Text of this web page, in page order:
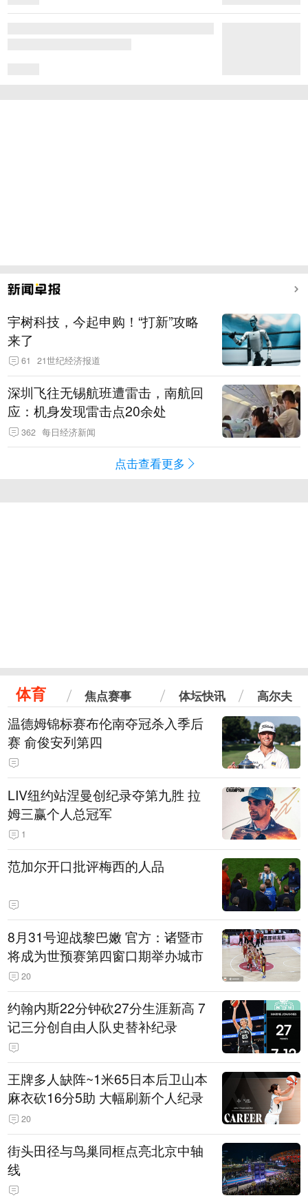
宇树科技，今起申购！“打新”攻略
来了
61 21世纪经济报道
深圳飞往无锡航班遭雷击，南航回
应：机身发现雷击点20余处
362 每日经济新闻
点击查看更多
体育 焦点赛事 体坛快讯 高尔夫
温德姆锦标赛布伦南夺冠杀入季后
赛 俞俊安列第四
LIV纽约站涅曼创纪录夺第九胜 拉
姆三赢个人总冠军
1
范加尔开口批评梅西的人品
8月31号迎战黎巴嫩 官方：诸暨市
将成为世预赛第四窗口期举办城市
20
约翰内斯22分钟砍27分生涯新高 7
记三分创自由人队史替补纪录
王牌多人缺阵~1米65日本后卫山本
麻衣砍16分5助 大幅刷新个人纪录
20
街头田径与鸟巢同框点亮北京中轴
线